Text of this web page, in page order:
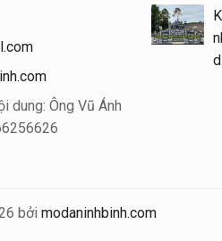
dung: Ông Vũ Ánh
bởi modaninhbinh.com